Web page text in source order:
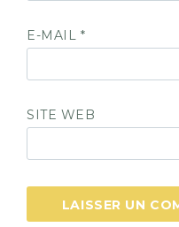
E-MAIL *
SITE WEB